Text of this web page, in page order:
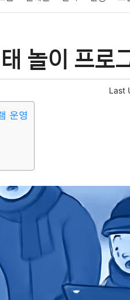
마케팅 부동산 외국어
놀이 프로
Last
운영